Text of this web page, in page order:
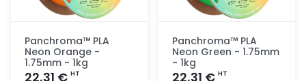
Panchroma™ PLA
Neon Orange -
1.75mm - 1kg
22,31 € HT
Panchroma™ PLA
Neon Green - 1.75mm
- 1kg
22,31 € HT